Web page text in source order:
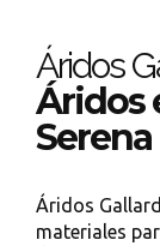
Áridos
Áridos
Serena
Áridos
materiales